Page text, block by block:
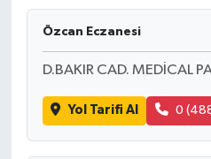
Özcan Eczanesi
D.BAKIR CAD. MEDİCAL
Yol Tarifi Al 0